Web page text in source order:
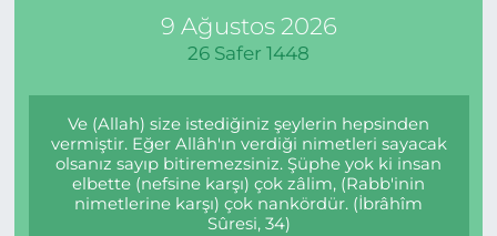
9 Ağustos 2026
26 Safer 1448
Ve (Allah) size istediğiniz şeylerin hepsinden
vermiştir. Eğer Allâh'ın verdiği nimetleri sayacak
olsanız sayıp bitiremezsiniz. Şüphe yok ki insan
elbette (nefsine karşı) çok zâlim, (Rabb'inin
nimetlerine karşı) çok nankördür. (İbrâhîm
Sûresi, 34)